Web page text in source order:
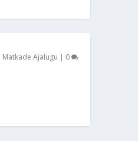
Matkade Ajalugu | 0